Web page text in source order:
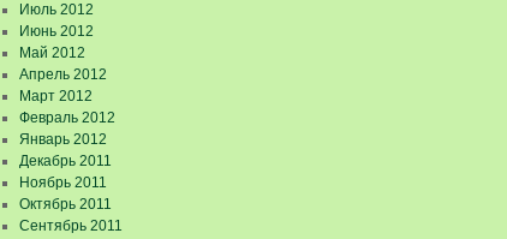
Июль 2012
Июнь 2012
Май 2012
Апрель 2012
Март 2012
Февраль 2012
Январь 2012
Декабрь 2011
Ноябрь 2011
Октябрь 2011
Сентябрь 2011